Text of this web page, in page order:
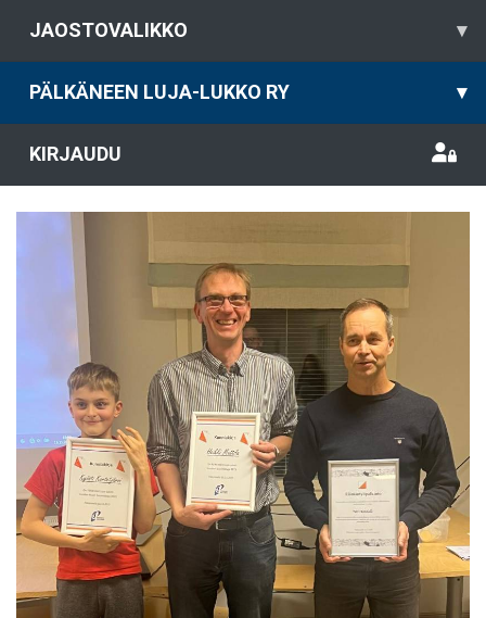
JAOSTOVALIKKO ▾
PÄLKÄNEEN LUJA-LUKKO RY ▾
KIRJAUDU